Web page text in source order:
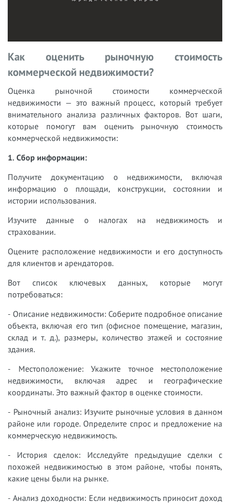
Как оценить рыночную стоимость
коммерческой недвижимости?
Оценка рыночной стоимости коммерческой
недвижимости — это важный процесс, который требует
внимательного анализа различных факторов. Вот шаги,
которые помогут вам оценить рыночную стоимость
коммерческой недвижимости:
1. Сбор информации:
Получите документацию о недвижимости, включая
информацию о площади, конструкции, состоянии и
истории использования.
Изучите данные о налогах на недвижимость и
страховании.
Оцените расположение недвижимости и его доступность
для клиентов и арендаторов.
Вот список ключевых данных, которые могут
потребоваться:
- Описание недвижимости: Соберите подробное описание
объекта, включая его тип (офисное помещение, магазин,
склад и т. д.), размеры, количество этажей и состояние
здания.
- Местоположение: Укажите точное местоположение
недвижимости, включая адрес и географические
координаты. Это важный фактор в оценке стоимости.
- Рыночный анализ: Изучите рыночные условия в данном
районе или городе. Определите спрос и предложение на
коммерческую недвижимость.
- История сделок: Исследуйте предыдущие сделки с
похожей недвижимостью в этом районе, чтобы понять,
какие цены были на рынке.
- Анализ доходности: Если недвижимость приносит доход